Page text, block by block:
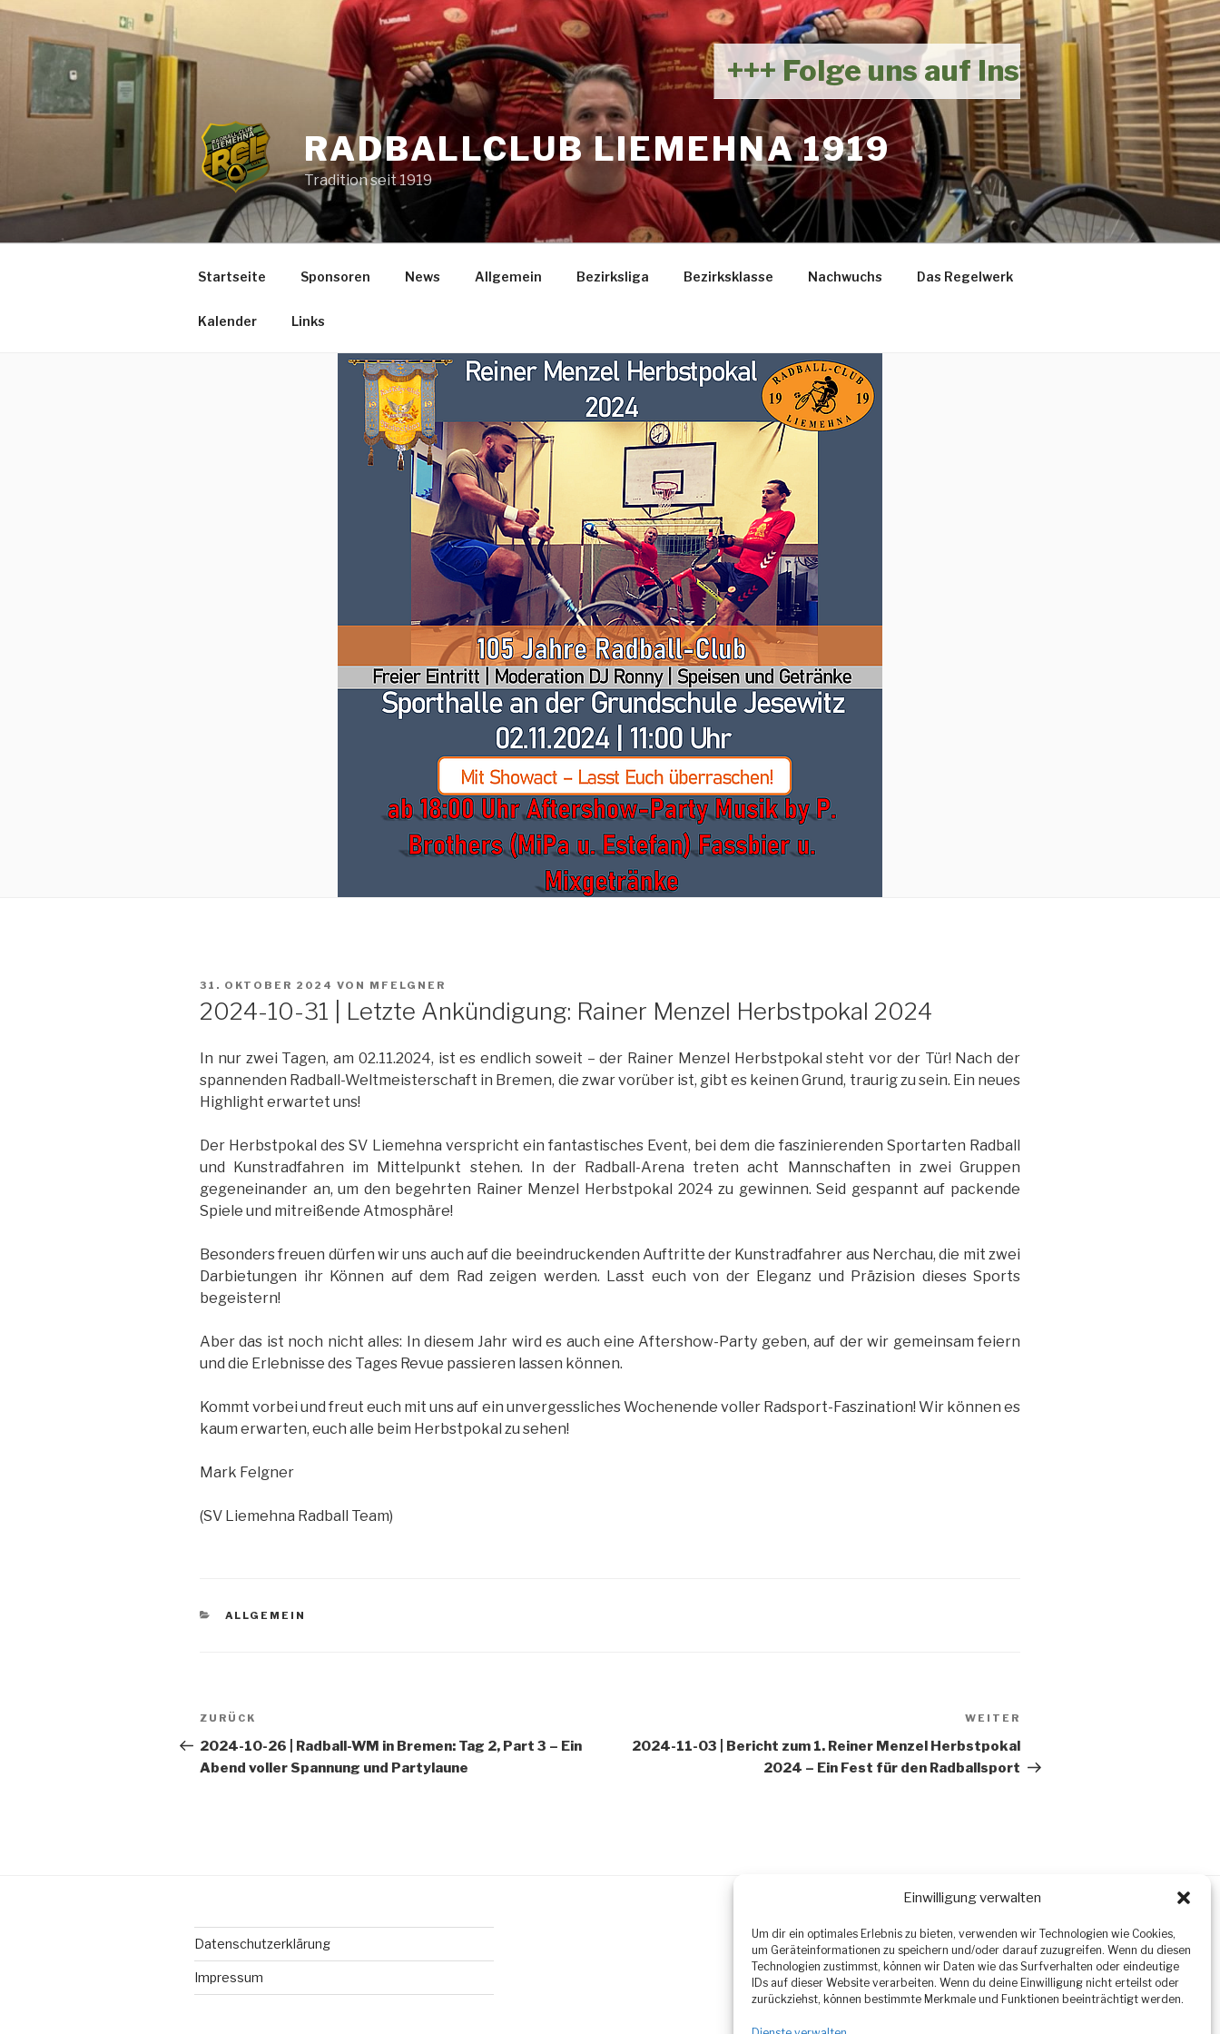
Einwilligung verwalten
Um dir ein optimales Erlebnis zu bieten, verwenden wir Technologien wie Cookies,
um Geräteinformationen zu speichern und/oder darauf zuzugreifen. Wenn du diesen
Technologien zustimmst, können wir Daten wie das Surfverhalten oder eindeutige
IDs auf dieser Website verarbeiten. Wenn du deine Einwilligung nicht erteilst oder
zurückziehst, können bestimmte Merkmale und Funktionen beeinträchtigt werden.
Zum
Inhalt
springen
+++ Folge uns auf Instagram und
RADBALLCLUB LIEMEHNA 1919
Tradition seit 1919
Startseite Sponsoren News Allgemein Bezirksliga Bezirksklasse Nachwuchs Das Regelwerk
Kalender Links
VERÖFFENTLICHT
AM
31. OKTOBER 2024 VON MFELGNER
2024-10-31 | Letzte Ankündigung: Rainer Menzel Herbstpokal 2024
In nur zwei Tagen, am 02.11.2024, ist es endlich soweit – der Rainer Menzel Herbstpokal steht vor der Tür! Nach der
spannenden Radball-Weltmeisterschaft in Bremen, die zwar vorüber ist, gibt es keinen Grund, traurig zu sein. Ein neues
Highlight erwartet uns!
Der Herbstpokal des SV Liemehna verspricht ein fantastisches Event, bei dem die faszinierenden Sportarten Radball
und Kunstradfahren im Mittelpunkt stehen. In der Radball-Arena treten acht Mannschaften in zwei Gruppen
gegeneinander an, um den begehrten Rainer Menzel Herbstpokal 2024 zu gewinnen. Seid gespannt auf packende
Spiele und mitreißende Atmosphäre!
Besonders freuen dürfen wir uns auch auf die beeindruckenden Auftritte der Kunstradfahrer aus Nerchau, die mit zwei
Darbietungen ihr Können auf dem Rad zeigen werden. Lasst euch von der Eleganz und Präzision dieses Sports
begeistern!
Aber das ist noch nicht alles: In diesem Jahr wird es auch eine Aftershow-Party geben, auf der wir gemeinsam feiern
und die Erlebnisse des Tages Revue passieren lassen können.
Kommt vorbei und freut euch mit uns auf ein unvergessliches Wochenende voller Radsport-Faszination! Wir können es
kaum erwarten, euch alle beim Herbstpokal zu sehen!
Mark Felgner
(SV Liemehna Radball Team)
KATEGORIEN
ALLGEMEIN
Beitragsnavigation
Vorheriger
Beitrag
ZURÜCK
2024-10-26 | Radball-WM in Bremen: Tag 2, Part 3 – Ein
Abend voller Spannung und Partylaune
WEITER
2024-11-03 | Bericht zum 1. Reiner Menzel Herbstpokal
2024 – Ein Fest für den Radballsport
Datenschutzerklärung
Impressum